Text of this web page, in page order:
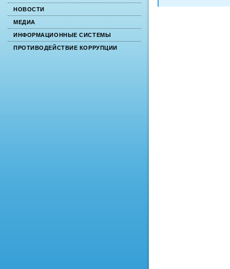
НОВОСТИ
МЕДИА
ИНФОРМАЦИОННЫЕ СИСТЕМЫ
ПРОТИВОДЕЙСТВИЕ КОРРУПЦИИ